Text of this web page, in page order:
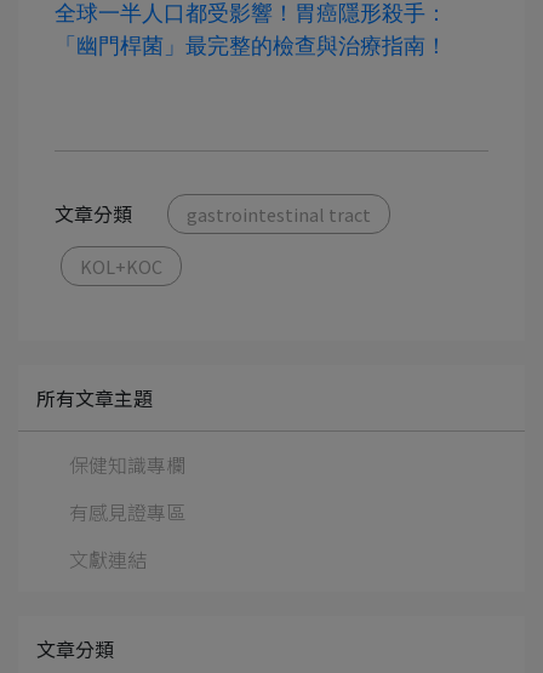
全球一半人口都受影響！胃癌隱形殺手：
「幽門桿菌」最完整的檢查與治療指南！
文章分類 gastrointestinal tract
KOL+KOC
所有文章主題
保健知識專欄
有感見證專區
文獻連結
文章分類